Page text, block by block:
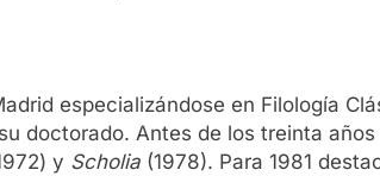
especializándose en Filología
doctorado. Antes de los treinta
y Scholia (1978). Para 1981